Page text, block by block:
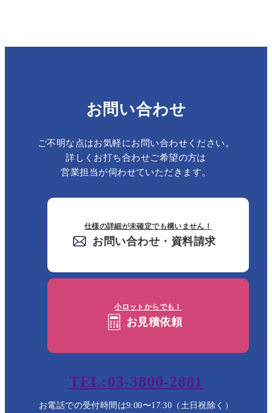
お問い合わせ
ご不明な点はお気軽にお問い合わせください。
詳しくお打ち合わせご希望の方は
営業担当が伺わせていただきます。
仕様の詳細が未確定でも構いません！
お問い合わせ・資料請求
小ロットからでも！
お見積依頼
TEL:03-3800-2881
お電話での受付時間は9:00〜17:30（土日祝除く）